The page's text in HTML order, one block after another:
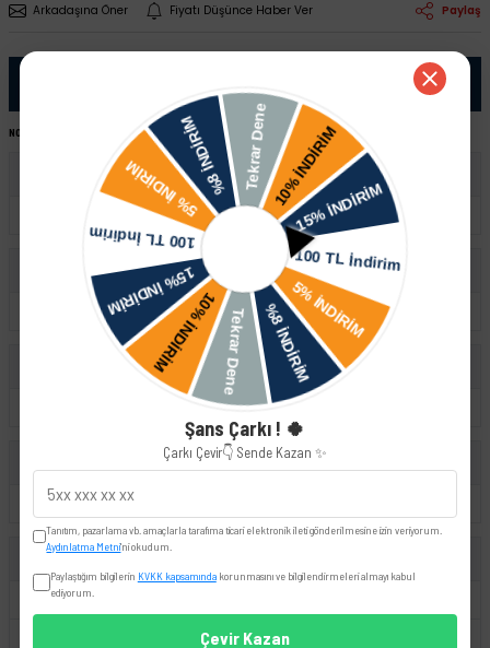
Arkadaşına Öner Fiyatı Düşünce Haber Ver Paylaş
NOT: Ürünü satın almadan önce şase numaranız ile sipariş hattımızdan kontrol ettirmeniz tavsiye edilir.
Audi
Volkswagen
Golf
Skoda
Seat
Toledo
1K0711265B
Şans Çarkı ! 🍀
Çarkı Çevir👇 Sende Kazan ✨
Tanıtım, pazarlama vb. amaçlarla tarafıma ticari elektronik ileti gönderilmesine izin veriyorum.
Aydınlatma Metni'ni okudum.
Paylaştığım bilgilerin KVKK kapsamındakorunmasını ve bilgilendirmeleri almayı kabul
ediyorum.
Çevir Kazan